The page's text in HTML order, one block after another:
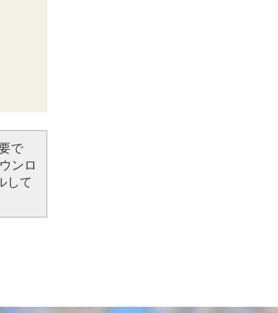
で
ンロ
して